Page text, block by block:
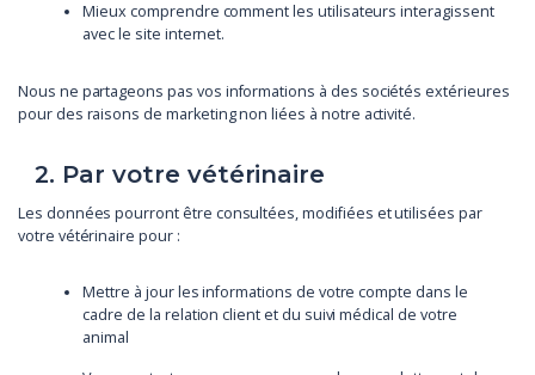
Mieux comprendre comment les utilisateurs interagissent
avec le site internet.
Nous ne partageons pas vos informations à des sociétés extérieures
pour des raisons de marketing non liées à notre activité.
2. Par votre vétérinaire
Les données pourront être consultées, modifiées et utilisées par
votre vétérinaire pour :
Mettre à jour les informations de votre compte dans le
cadre de la relation client et du suivi médical de votre
animal